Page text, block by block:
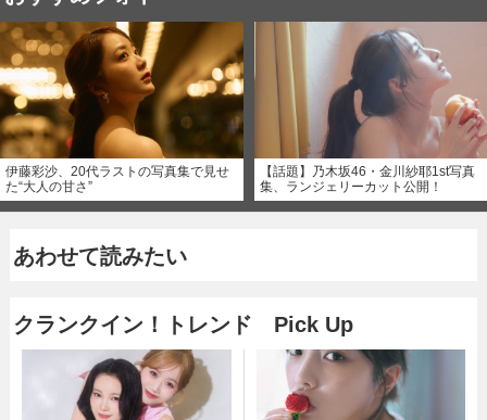
伊藤彩沙、20代ラストの写真集で見せ
た“大人の甘さ”
【話題】乃木坂46・金川紗耶1st写真
集、ランジェリーカット公開！
あわせて読みたい
クランクイン！トレンド Pick Up